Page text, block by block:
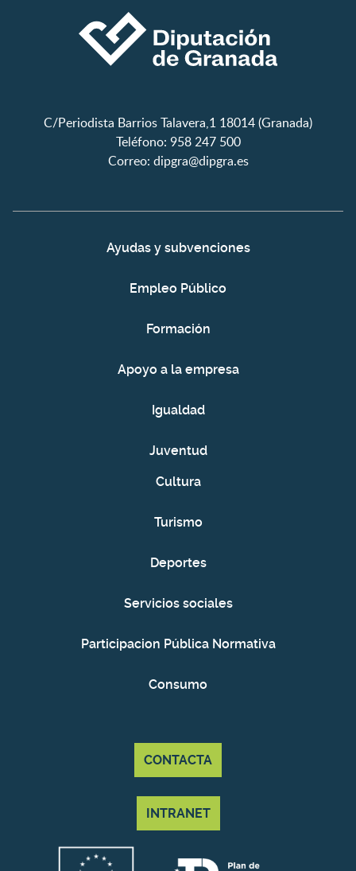
C/Periodista Barrios Talavera,1 18014 (Granada)
Teléfono: 958 247 500
Correo: dipgra@dipgra.es
Ayudas y subvenciones
Empleo Público
Formación
Apoyo a la empresa
Igualdad
Juventud
Cultura
Turismo
Deportes
Servicios sociales
Participacion Pública Normativa
Consumo
CONTACTA
INTRANET